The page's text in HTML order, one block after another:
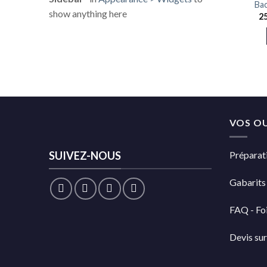
show anything here
SUIVEZ-NOUS
VOS
FAQ -
Devis